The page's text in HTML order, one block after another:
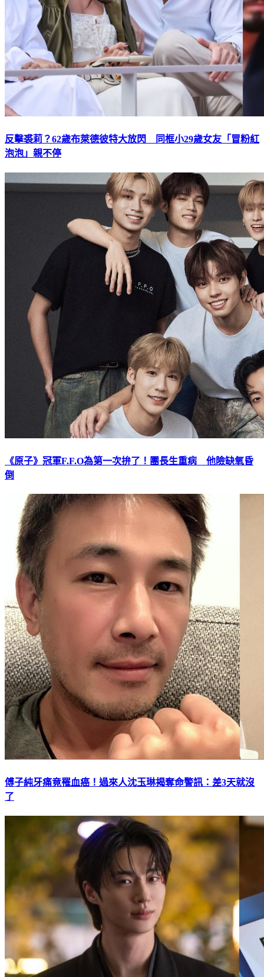
反擊裘莉？62歲布萊德彼特大放閃 同框小29歲女友「冒粉紅
泡泡」親不停
《原子》冠軍F.F.O為第一次拚了！團長生重病 他險缺氧昏
倒
傅子純牙痛竟罹血癌！過來人沈玉琳揭奪命警訊：差3天就沒
了